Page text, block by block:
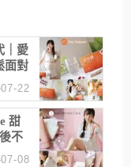
｜愛
面對
22
甜
不
08